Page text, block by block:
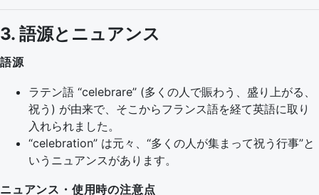
3. 語源とニュアンス
語源
ラテン語 “celebrare” (多くの人で賑わう、盛り上がる、
祝う) が由来で、そこからフランス語を経て英語に取り
入れられました。
“celebration” は元々、“多くの人が集まって祝う行事”と
いうニュアンスがあります。
ニュアンス・使用時の注意点